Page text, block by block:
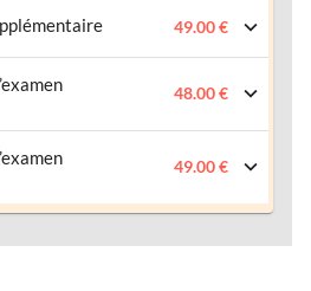
49.00 €
48.00 €
49.00 €